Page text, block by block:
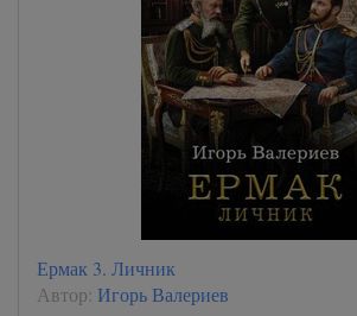
Ермак 3. Личник
Автор: Игорь Валериев